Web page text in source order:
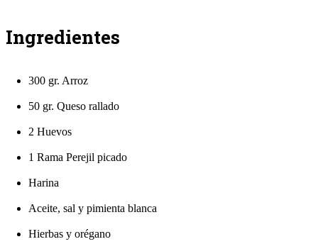
Ingredientes
300 gr. Arroz
50 gr. Queso rallado
2 Huevos
1 Rama Perejil picado
Harina
Aceite, sal y pimienta blanca
Hierbas y orégano